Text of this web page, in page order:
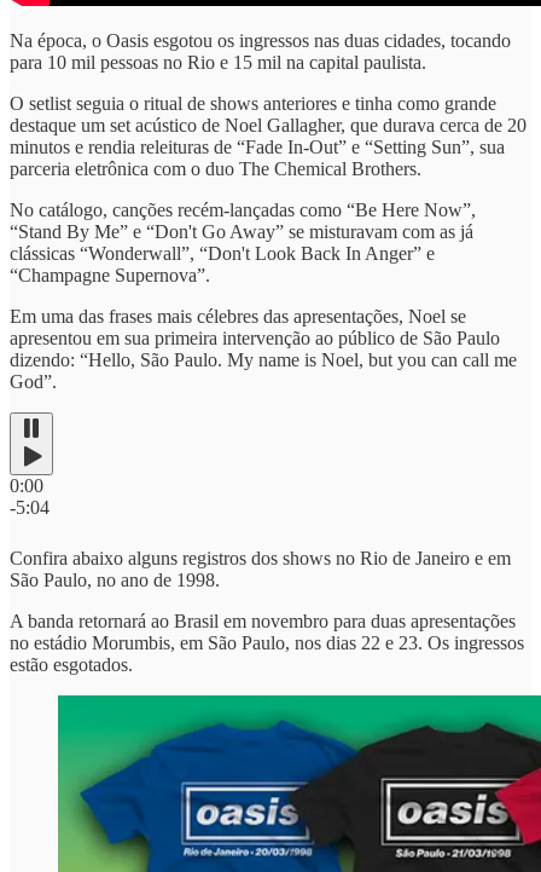
Na época, o Oasis esgotou os ingressos nas duas cidades, tocando
para 10 mil pessoas no Rio e 15 mil na capital paulista.
O setlist seguia o ritual de shows anteriores e tinha como grande
destaque um set acústico de Noel Gallagher, que durava cerca de 20
minutos e rendia releituras de “Fade In-Out” e “Setting Sun”, sua
parceria eletrônica com o duo The Chemical Brothers.
No catálogo, canções recém-lançadas como “Be Here Now”,
“Stand By Me” e “Don't Go Away” se misturavam com as já
clássicas “Wonderwall”, “Don't Look Back In Anger” e
“Champagne Supernova”.
Em uma das frases mais célebres das apresentações, Noel se
apresentou em sua primeira intervenção ao público de São Paulo
dizendo: “Hello, São Paulo. My name is Noel, but you can call me
God”.
0:00
-5:04
Confira abaixo alguns registros dos shows no Rio de Janeiro e em
São Paulo, no ano de 1998.
A banda retornará ao Brasil em novembro para duas apresentações
no estádio Morumbis, em São Paulo, nos dias 22 e 23. Os ingressos
estão esgotados.